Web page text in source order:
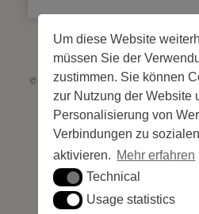
Um diese Website
müssen Sie der
zustimmen. Sie können
zur Nutzung der Website
Personalisierung von
Verbindungen zu
aktivieren. Mehr erfahren
TechnicalTechnical
Usage statistics
Usage statistics
©2026 Les Criques de Porteils | SIRET:
étoiles Tourisme N°C66-001852-004
Site web réalisé par
Cédric